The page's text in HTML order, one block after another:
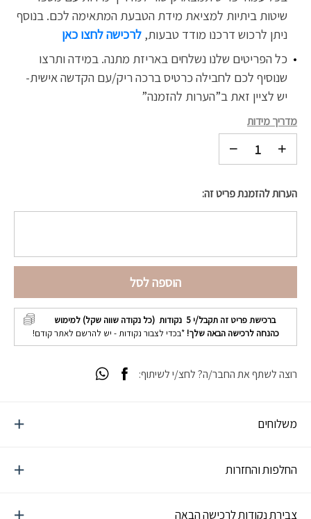
שיטות ביתיות למציאת מידת הטבעת המתאימה לכם. בנוסף
ניתן לרכוש דרכנו מודד טבעות, לרכישה לחצו כאן
כל הפריטים שלנו נשלחים באריזת מתנה. במידה ותרצו
שנוסיף לכם לחבילה כרטיס ברכה ריק/עם הקדשה אישית-
יש לציין זאת ב”הערות להזמנה”
מדריך מידות
הערות להזמנת פריט זה:
הוספה לסל
ברכישת פריט זה תקבל/י5 נקודות (כל נקודה שווה שקל) למימוש
כהנחה לרכישה הבאה שלך! *בכדי לצבור נקודות - יש להרשם לאתר קודם!
משלוחים
החלפות והחזרות
צבירת נקודות לרכישה הבאה
רוצה לשתף את החבר/ה? לחצ/י לשיתוף: